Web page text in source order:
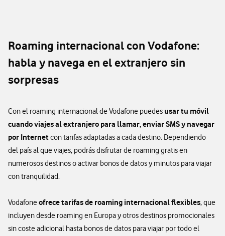
Roaming internacional con Vodafone:
habla y navega en el extranjero sin
sorpresas
Con el roaming internacional de Vodafone puedes usar tu móvil
cuando viajes al extranjero para llamar, enviar SMS y navegar
por Internetcon tarifas adaptadas a cada destino. Dependiendo
del país al que viajes, podrás disfrutar de roaming gratis en
numerosos destinos o activar bonos de datos y minutos para viajar
con tranquilidad.
Vodafone ofrece tarifas de roaming internacional flexibles, que
incluyen desde roaming en Europa y otros destinos promocionales
sin coste adicional hasta bonos de datos para viajar por todo el